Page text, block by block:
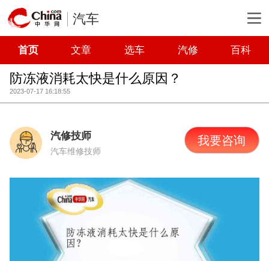
汽车
首页 文章 选车 汽修 百科
防冻液消耗太快是什么原因？
2023-07-17 16:18:55
汽修技师
汽车维修技师
我要咨询